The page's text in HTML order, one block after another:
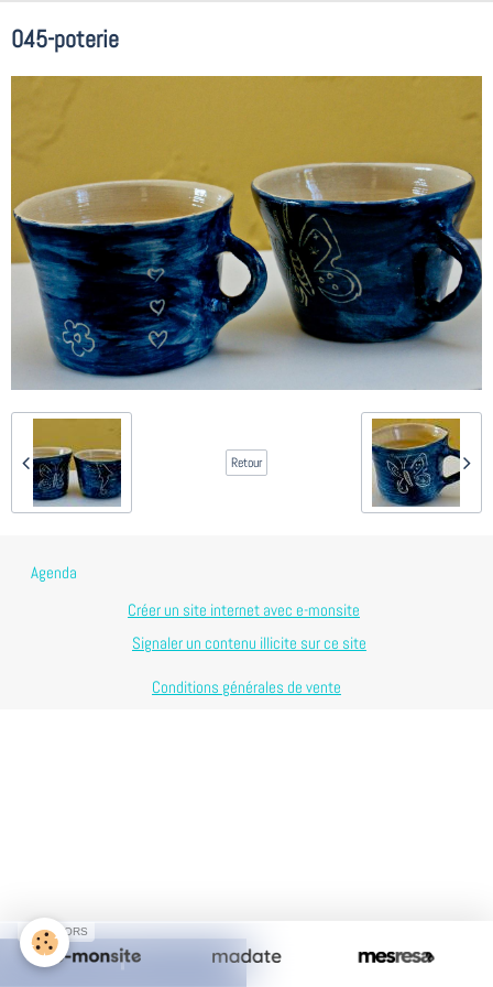
045-poterie
Retour
Agenda
Créer un site internet avec e-monsite
Signaler un contenu illicite sur ce site
Conditions générales de vente
SPONSORS